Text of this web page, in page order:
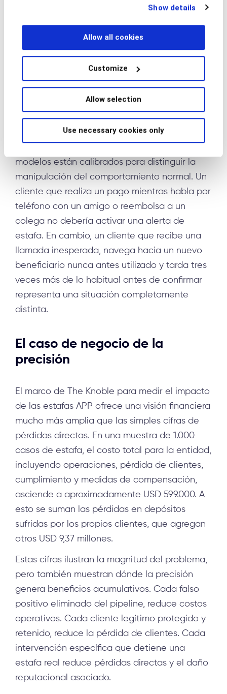
Show details
Allow all cookies
Customize
Allow selection
Use necessary cookies only
se adaptan continuamente a métodos nuevos
y emergentes. Aunque la anatomía de las
estafas evoluciona constantemente, la forma
en que las personas reaccionan a la
manipulación deja huellas cognitivas
consistentes. Esto significa que la Inteligencia
Conductual sigue siendo eficaz incluso
cuando los estafadores actualizan sus
modelos están calibrados para distinguir la
manipulación del comportamiento normal. Un
cliente que realiza un pago mientras habla por
teléfono con un amigo o reembolsa a un
colega no debería activar una alerta de
estafa. En cambio, un cliente que recibe una
llamada inesperada, navega hacia un nuevo
beneficiario nunca antes utilizado y tarda tres
veces más de lo habitual antes de confirmar
representa una situación completamente
distinta.
El caso de negocio de la
precisión
El marco de The Knoble para medir el impacto
de las estafas APP ofrece una visión financiera
mucho más amplia que las simples cifras de
pérdidas directas. En una muestra de 1.000
casos de estafa, el costo total para la entidad,
incluyendo operaciones, pérdida de clientes,
cumplimiento y medidas de compensación,
asciende a aproximadamente USD 599.000. A
esto se suman las pérdidas en depósitos
sufridas por los propios clientes, que agregan
otros USD 9,37 millones.
Estas cifras ilustran la magnitud del problema,
pero también muestran dónde la precisión
genera beneficios acumulativos. Cada falso
positivo eliminado del pipeline, reduce costos
operativos. Cada cliente legítimo protegido y
retenido, reduce la pérdida de clientes. Cada
intervención específica que detiene una
estafa real reduce pérdidas directas y el daño
reputacional asociado.